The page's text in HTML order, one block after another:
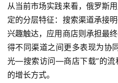
从当前市场实践来看，俄罗斯
定的分层特征：搜索渠道承接
兴趣触达，应用商店则承担最
得不同渠道之间更多表现为协
光—搜索访问—商店下载”的流
的增长方式。